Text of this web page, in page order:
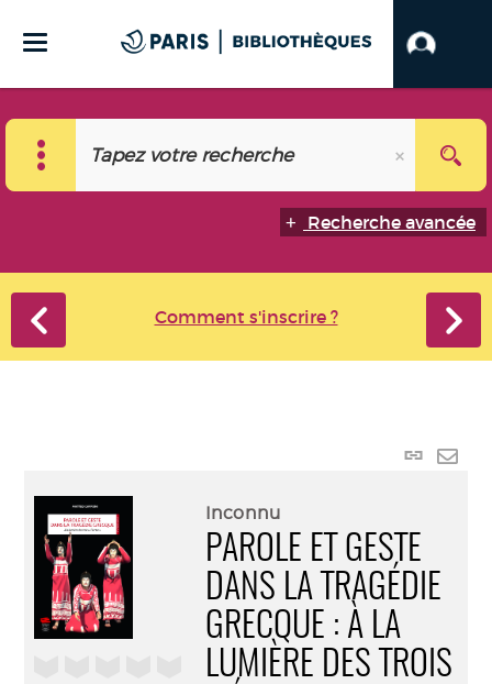
Recherche avancée
Comment s'inscrire ?
Lien
Inconnu
PAROLE ET GESTE
DANS LA TRAGÉDIE
GRECQUE : À LA
LUMIÈRE DES TROIS